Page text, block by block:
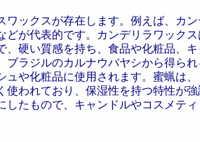
ックスが存在します。例えば、カ
が代表的です。カンデリラワック
硬い質感を持ち、食品や化粧品、
ラジルのカルナウバヤシから得られ
や化粧品に使用されます。蜜蝋は
われており、保湿性を持つ特性が
たもので、キャンドルやコスメテ